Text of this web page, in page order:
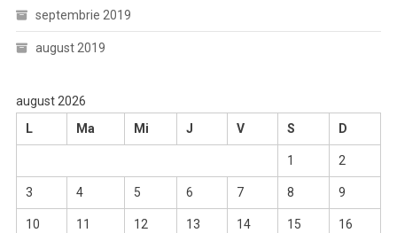
septembrie 2019
august 2019
august 2026
L
Ma Mi J V S D
1 2
3 4 5 6 7 8 9
10 11 12 13 14 15 16